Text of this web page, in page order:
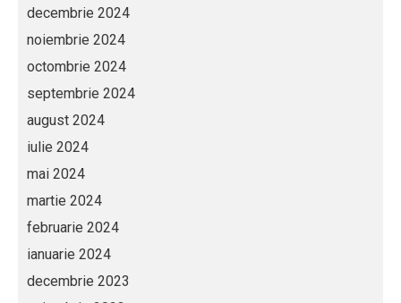
decembrie 2024
noiembrie 2024
octombrie 2024
septembrie 2024
august 2024
iulie 2024
mai 2024
martie 2024
februarie 2024
ianuarie 2024
decembrie 2023